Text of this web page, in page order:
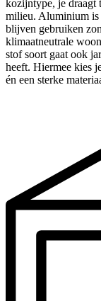
kozijntype, je draagt
milieu. Aluminium is
blijven gebruiken
klimaatneutrale
stof soort gaat ook
heeft. Hiermee kies
én een sterke